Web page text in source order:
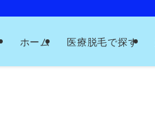
ホーム 医療脱毛で探す